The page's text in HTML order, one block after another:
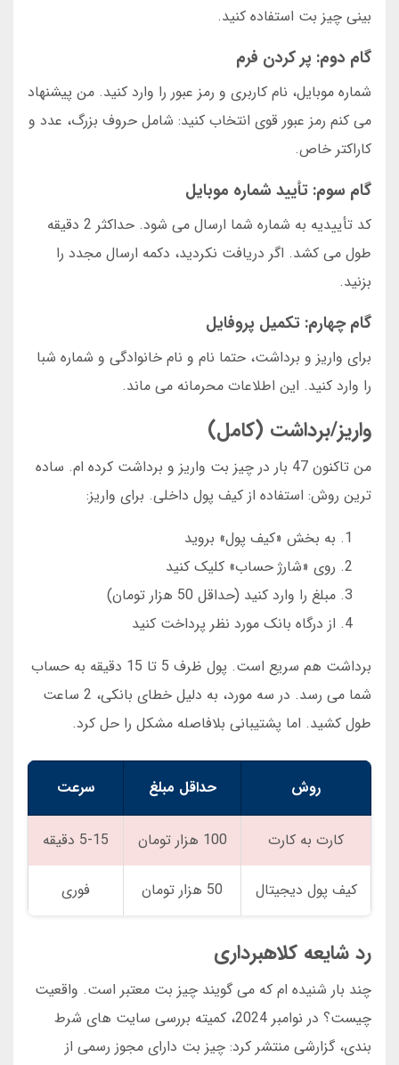
بینی چیز بت استفاده کنید.
گام دوم: پر کردن فرم
شماره موبایل، نام کاربری و رمز عبور را وارد کنید. من پیشنهاد
می کنم رمز عبور قوی انتخاب کنید: شامل حروف بزرگ، عدد و
کاراکتر خاص.
گام سوم: تأیید شماره موبایل
کد تأییدیه به شماره شما ارسال می شود. حداکثر 2 دقیقه
طول می کشد. اگر دریافت نکردید، دکمه ارسال مجدد را
بزنید.
گام چهارم: تکمیل پروفایل
برای واریز و برداشت، حتما نام و نام خانوادگی و شماره شبا
را وارد کنید. این اطلاعات محرمانه می ماند.
واریز/برداشت (کامل)
من تاکنون 47 بار در چیز بت واریز و برداشت کرده ام. ساده
ترین روش: استفاده از کیف پول داخلی. برای واریز:
به بخش «کیف پول» بروید
روی «شارژ حساب» کلیک کنید
مبلغ را وارد کنید (حداقل 50 هزار تومان)
از درگاه بانک مورد نظر پرداخت کنید
برداشت هم سریع است. پول ظرف 5 تا 15 دقیقه به حساب
شما می رسد. در سه مورد، به دلیل خطای بانکی، 2 ساعت
طول کشید. اما پشتیبانی بلافاصله مشکل را حل کرد.
روش حداقل مبلغ سرعت
کارت به کارت 100 هزار تومان 5-15 دقیقه
کیف پول دیجیتال 50 هزار تومان فوری
رد شایعه کلاهبرداری
چند بار شنیده ام که می گویند چیز بت معتبر است. واقعیت
چیست؟ در نوامبر 2024، کمیته بررسی سایت های شرط
بندی، گزارشی منتشر کرد: چیز بت دارای مجوز رسمی از